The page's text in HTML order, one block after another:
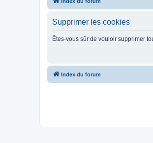
Supprimer les cookies
Êtes-vous sûr de vouloir supprimer
Index du forum